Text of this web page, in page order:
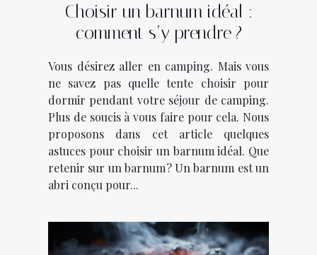
Choisir un barnum idéal :
comment s’y prendre ?
Vous désirez aller en camping. Mais vous
ne savez pas quelle tente choisir pour
dormir pendant votre séjour de camping.
Plus de soucis à vous faire pour cela. Nous
proposons dans cet article quelques
astuces pour choisir un barnum idéal. Que
retenir sur un barnum ? Un barnum est un
abri conçu pour...